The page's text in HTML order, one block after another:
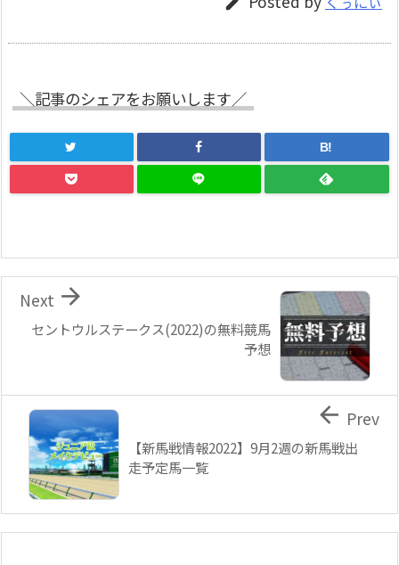
＼記事のシェアをお願いします／
B!
セントウルステークス(2022)の無料競馬
予想

Next
【新馬戦情報2022】9月2週の新馬戦出
走予定馬一覧
 Prev